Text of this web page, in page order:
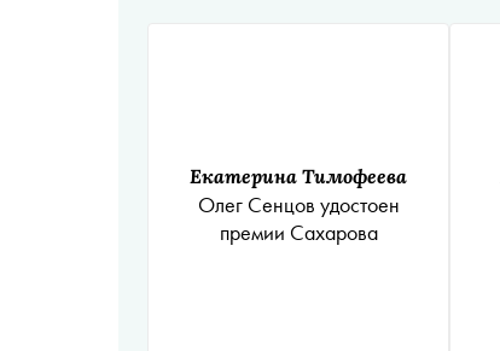
Екатерина Тимофеева
Олег Сенцов удостоен
премии Сахарова